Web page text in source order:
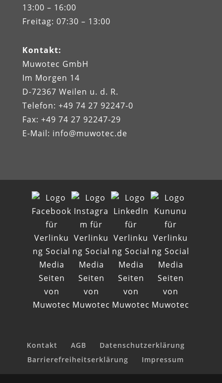
13:00 – 16:00
Freitag: 07:30 – 13:00
Kontakt:
Muwotec GmbH
Im Morgen 14
D-72367 Weilen u. d. R.
Telefon: +49 74 27 92247‑0
Fax: +49 74 27 92247‑29
E-Mail: info@muwotec.de
Kontakt AGB
Datenschutzerklärung
Barrierefreiheitserklärung
Impressum